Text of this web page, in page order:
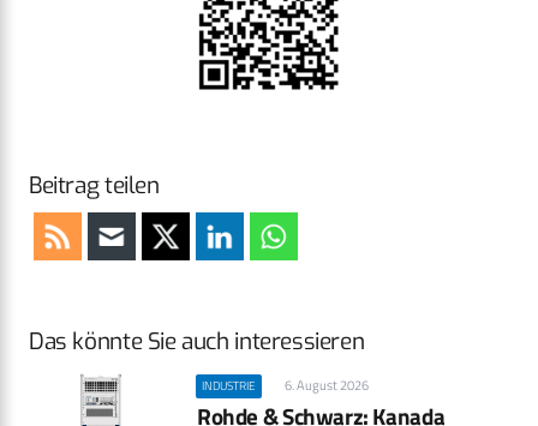
Beitrag teilen
Das könnte Sie auch interessieren
INDUSTRIE 6. August 2026
Rohde & Schwarz: Kanada